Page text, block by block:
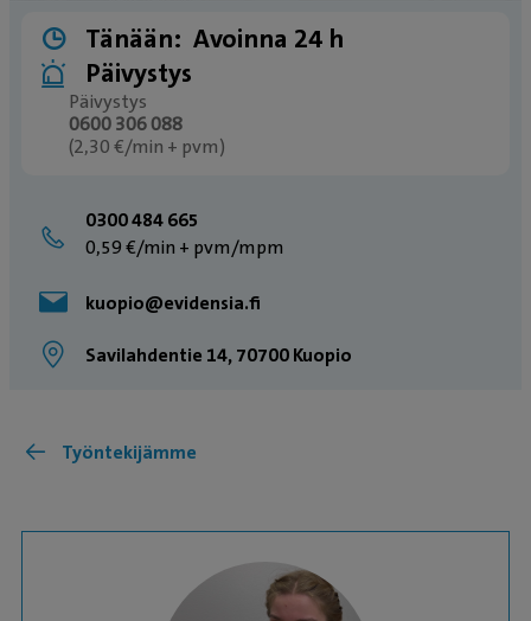
Tänään: Avoinna 24 h
Päivystys
Päivystys
0600 306 088
(2,30 €/min + pvm)
0300 484 665
0,59 €/min + pvm/mpm
kuopio@evidensia.fi
Savilahdentie 14, 70700 Kuopio
Työntekijämme